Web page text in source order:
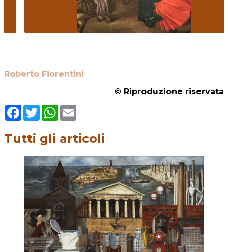
Roberto Fiorentini
© Riproduzione riservata
Facebook
TwitterWhatsApp
Tutti gli articoli